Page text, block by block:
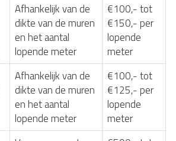
Afhankelijk van de
dikte van de muren
en het aantal
lopende meter
€100,- tot
€150,- per
lopende
meter
Afhankelijk van de
dikte van de muren
en het aantal
lopende meter
€100,- tot
€125,- per
lopende
meter